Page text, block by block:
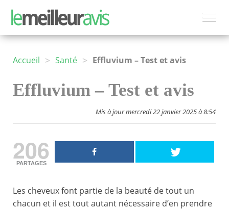
Accueil > Santé > Effluvium – Test et avis
Effluvium – Test et avis
Mis à jour mercredi 22 janvier 2025 à 8:54
206
PARTAGES
Les cheveux font partie de la beauté de tout un
chacun et il est tout autant nécessaire d’en prendre